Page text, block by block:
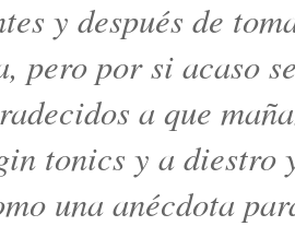
y después de
pero por si acaso
a que
tonics y a
una anécdota